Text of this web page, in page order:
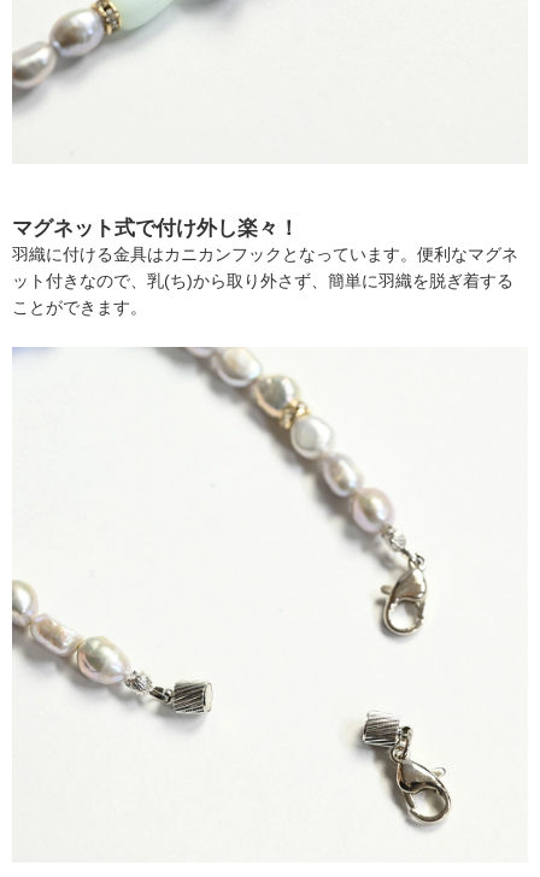
マグネット式で付け外し楽々！
羽織に付ける金具はカニカンフックとなっています。便利なマグネ
ット付きなので、乳(ち)から取り外さず、簡単に羽織を脱ぎ着する
ことができます。